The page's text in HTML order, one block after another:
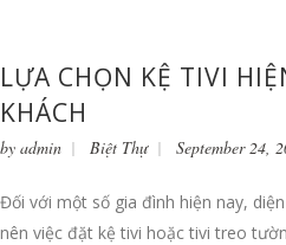
LỰA CHỌN KỆ TIVI
KHÁCH
by admin Biệt Thự September 24,
Đối với một số gia đình hiện nay,
nên việc đặt kệ tivi hoặc tivi treo